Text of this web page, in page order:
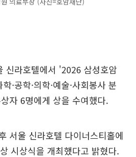
신라호텔에서 '2026 삼성호암
·공학·의학·예술·사회봉사 분
자 6명에게 상을 수여했다.
서울 신라호텔 다이너스티홀에
시상식을 개최했다고 밝혔다.